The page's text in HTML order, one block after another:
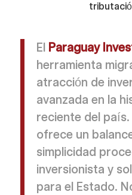
El Paraguay
herramienta
atracción de
avanzada en la
reciente del
ofrece un
simplicidad
inversionista y
para el Estado.